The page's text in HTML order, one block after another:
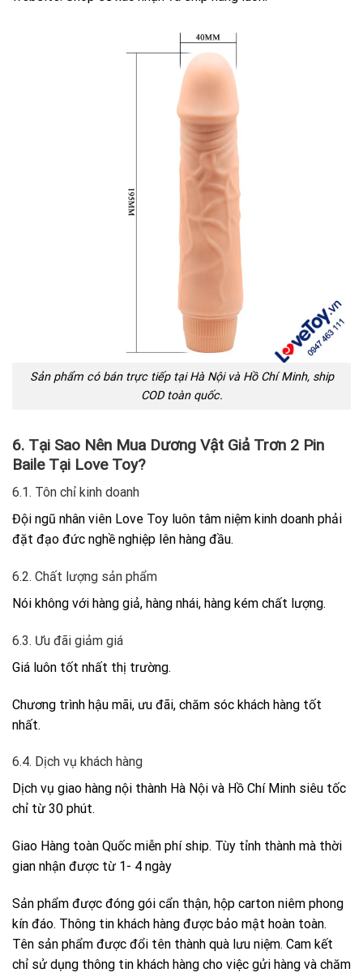
Sản phẩm có bán trực tiếp tại Hà Nội và Hồ Chí Minh, ship
COD toàn quốc.
6. Tại Sao Nên Mua Dương Vật Giả Trơn 2 Pin
Baile Tại Love Toy?
6.1. Tôn chỉ kinh doanh
Đội ngũ nhân viên Love Toy luôn tâm niệm kinh doanh phải
đặt đạo đức nghề nghiệp lên hàng đầu.
6.2. Chất lượng sản phẩm
Nói không với hàng giả, hàng nhái, hàng kém chất lượng.
6.3. Ưu đãi giảm giá
Giá luôn tốt nhất thị trường.
Chương trình hậu mãi, ưu đãi, chăm sóc khách hàng tốt
nhất.
6.4. Dịch vụ khách hàng
Dịch vụ giao hàng nội thành Hà Nội và Hồ Chí Minh siêu tốc
chỉ từ 30 phút.
Giao Hàng toàn Quốc miễn phí ship. Tùy tỉnh thành mà thời
gian nhận được từ 1- 4 ngày
Sản phẩm được đóng gói cẩn thận, hộp carton niêm phong
kín đáo. Thông tin khách hàng được bảo mật hoàn toàn.
Tên sản phẩm được đổi tên thành quà lưu niệm. Cam kết
chỉ sử dụng thông tin khách hàng cho việc gửi hàng và chăm